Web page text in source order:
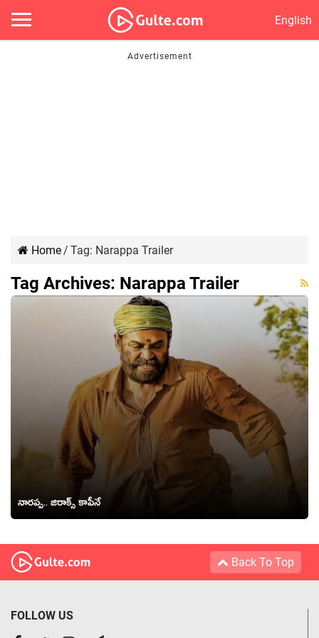
English
Home/ Tag: Narappa Trailer
Tag Archives: Narappa Trailer
నారప్ప.. జిరాక్స్ కాపీనే
Back To Top
FOLLOW US